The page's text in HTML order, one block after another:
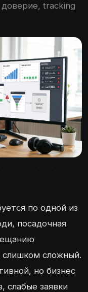
tracking
по одной из
посадочная
слишком сложный.
но бизнес
слабые заявки